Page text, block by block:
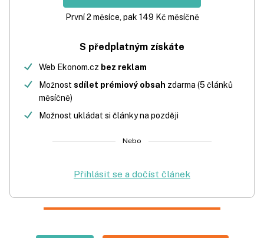
První 2 měsíce, pak 149 Kč měsíčně
S předplatným získáte
Web Ekonom.cz bez reklam
Možnost sdílet prémiový obsah zdarma (5 článků
měsíčně)
Možnost ukládat si články na později
Nebo
Přihlásit se a dočíst článek